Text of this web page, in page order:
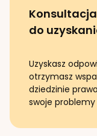
Konsultacja
do
Uzyskasz
otrzymasz
dziedzinie
swoje